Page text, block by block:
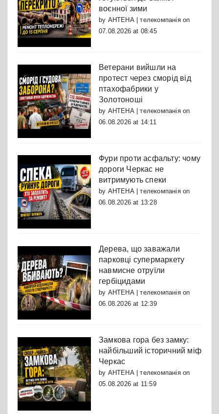
воєнної зими
by АНТЕНА | телекомпаніяon
07.08.2026 at 08:45
Ветерани вийшли на
протест через сморід від
птахофабрики у
Золотоноші
by АНТЕНА | телекомпаніяon
06.08.2026 at 14:11
Фури проти асфальту: чому
дороги Черкас не
витримують спеки
by АНТЕНА | телекомпаніяon
06.08.2026 at 13:28
Дерева, що заважали
парковці супермаркету
навмисне отруїли
гербіцидами
by АНТЕНА | телекомпаніяon
06.08.2026 at 12:39
Замкова гора без замку:
найбільший історичний міф
Черкас
by АНТЕНА | телекомпаніяon
05.08.2026 at 11:59